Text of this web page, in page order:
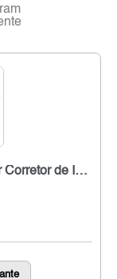
Reinaldo Rodrigues de Oliveira Junior Corretor de Imóveis